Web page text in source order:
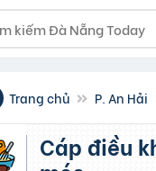
Trang chủ P. An Hải
Cáp điều khiển chống nhiễu cho biến tần – PLC – máy